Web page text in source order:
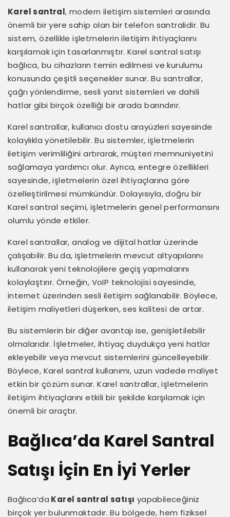
Karel santral, modern iletişim sistemleri arasında
önemli bir yere sahip olan bir telefon santralidir. Bu
sistem, özellikle işletmelerin iletişim ihtiyaçlarını
karşılamak için tasarlanmıştır. Karel santral satışı
bağlıca, bu cihazların temin edilmesi ve kurulumu
konusunda çeşitli seçenekler sunar. Bu santrallar,
çağrı yönlendirme, sesli yanıt sistemleri ve dahili
hatlar gibi birçok özelliği bir arada barındırır.
Karel santrallar, kullanıcı dostu arayüzleri sayesinde
kolaylıkla yönetilebilir. Bu sistemler, işletmelerin
iletişim verimliliğini artırarak, müşteri memnuniyetini
sağlamaya yardımcı olur. Ayrıca, entegre özellikleri
sayesinde, işletmelerin özel ihtiyaçlarına göre
özelleştirilmesi mümkündür. Dolayısıyla, doğru bir
Karel santral seçimi, işletmelerin genel performansını
olumlu yönde etkiler.
Karel santrallar, analog ve dijital hatlar üzerinde
çalışabilir. Bu da, işletmelerin mevcut altyapılarını
kullanarak yeni teknolojilere geçiş yapmalarını
kolaylaştırır. Örneğin, VoIP teknolojisi sayesinde,
internet üzerinden sesli iletişim sağlanabilir. Böylece,
iletişim maliyetleri düşerken, ses kalitesi de artar.
Bu sistemlerin bir diğer avantajı ise, genişletilebilir
olmalarıdır. İşletmeler, ihtiyaç duydukça yeni hatlar
ekleyebilir veya mevcut sistemlerini güncelleyebilir.
Böylece, Karel santral kullanımı, uzun vadede maliyet
etkin bir çözüm sunar. Karel santrallar, işletmelerin
iletişim ihtiyaçlarını etkili bir şekilde karşılamak için
önemli bir araçtır.
Bağlıca’da Karel Santral
Satışı İçin En İyi Yerler
Bağlıca’da Karel santral satışı yapabileceğiniz
birçok yer bulunmaktadır. Bu bölgede, hem fiziksel